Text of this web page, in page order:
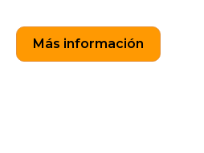
Más información